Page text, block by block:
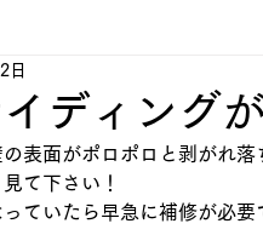
修
ディング
日
表面がポロポロと剥がれ
て下さい！
ていたら早急に補修が必要